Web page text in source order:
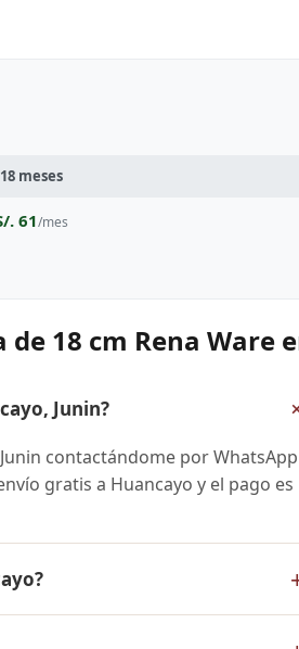
18 meses
. 61/mes
18 cm Rena Ware
Junin?
contactándome por WhatsApp
gratis a Huancayo y el pago es